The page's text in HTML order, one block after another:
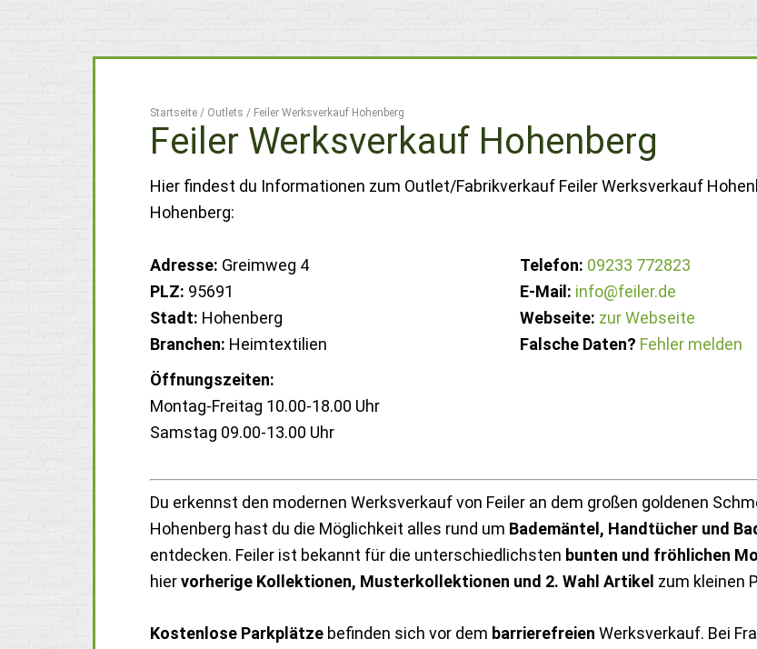
Startseite / Outlets / Feiler Werksverkauf Hohenberg
Feiler Werksverkauf Hohenberg
Hier findest du Informationen zum Outlet/Fabrikverkauf Feiler Werksverkauf
Hohenberg:
Adresse: Greimweg 4
PLZ: 95691
Stadt: Hohenberg
Branchen: Heimtextilien
Telefon: 09233 772823
E-Mail: info@feiler.de
Webseite: zur Webseite
Falsche Daten? Fehler melden
Öffnungszeiten:
Montag-Freitag 10.00-18.00 Uhr
Samstag 09.00-13.00 Uhr
Du erkennst den modernen Werksverkauf von Feiler an dem großen goldenen
Hohenberg hast du die Möglichkeit alles rund um Bademäntel, Handtücher und
entdecken. Feiler ist bekannt für die unterschiedlichsten bunten und fröhlichen
hiervorherige Kollektionen, Musterkollektionen und 2. Wahl Artikel zum kleinen
Kostenlose Parkplätze befinden sich vor dem barrierefreien Werksverkauf. Bei